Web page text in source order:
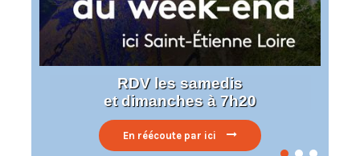
En réécoute par ici
RDV les samedis
et dimanches à 7h20